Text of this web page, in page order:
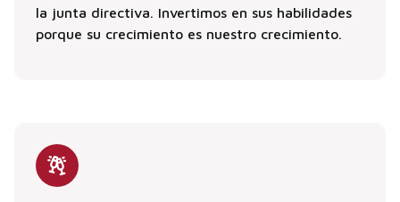
la junta directiva. Invertimos en sus habilidades
porque su crecimiento es nuestro crecimiento.